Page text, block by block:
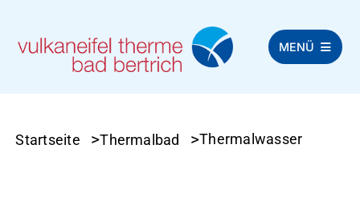
Zum
Hauptinhalt
MENÜ
Startseite >Thermalbad >Thermalwasser